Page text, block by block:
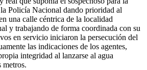
Policía Nacional dando prioridad al
una calle céntrica de la localidad
y trabajando de forma coordinada con su
en servicio iniciaron la persecución del
las indicaciones de los agentes,
integridad al lanzarse al agua
metros.